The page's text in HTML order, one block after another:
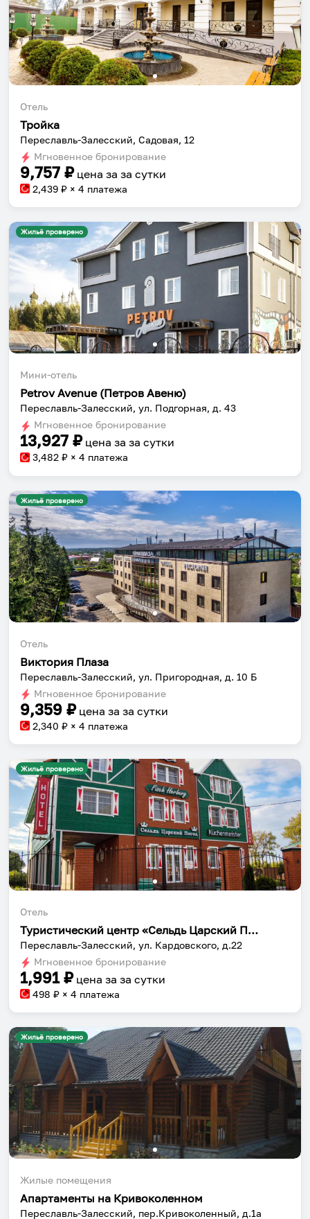
Отель
Тройка
Переславль-Залесский, Садовая, 12
Мгновенное бронирование
9,757 ₽ цена за за сутки
2,439 ₽ × 4 платежа
Жильё проверено
Мини-отель
Petrov Avenue (Петров Авеню)
Переславль-Залесский, ул. Подгорная, д. 43
Мгновенное бронирование
13,927 ₽ цена за за сутки
3,482 ₽ × 4 платежа
Жильё проверено
Отель
Виктория Плаза
Переславль-Залесский, ул. Пригородная, д. 10 Б
Мгновенное бронирование
9,359 ₽ цена за за сутки
2,340 ₽ × 4 платежа
Жильё проверено
Отель
Туристический центр «Сельдь Царский Посол»
Переславль-Залесский, ул. Кардовского, д.22
Мгновенное бронирование
1,991₽ цена за за сутки
498 ₽ × 4 платежа
Жильё проверено
Жилые помещения
Апартаменты на Кривоколенном
Переславль-Залесский, пер.Кривоколенный, д.1а